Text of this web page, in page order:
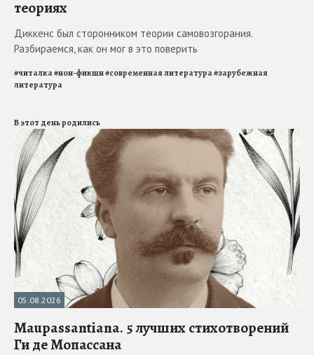
теориях
Диккенс был сторонником теории самовозгорания.
Разбираемся, как он мог в это поверить
#читалка#нон-фикшн#современная литература#зарубежная
литература
В этот день родились
05.08.2026
Maupassantiana. 5 лучших стихотворений
Ги де Мопассана